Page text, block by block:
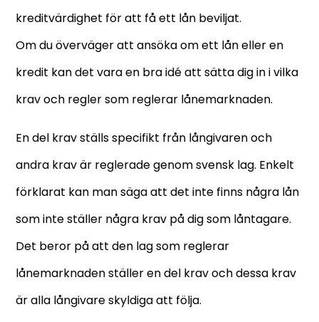
kreditvärdighet för att få ett lån beviljat.
Om du överväger att ansöka om ett lån eller en
kredit kan det vara en bra idé att sätta dig in i vilka
krav och regler som reglerar lånemarknaden.
En del krav ställs specifikt från långivaren och
andra krav är reglerade genom svensk lag. Enkelt
förklarat kan man säga att det inte finns några lån
som inte ställer några krav på dig som låntagare.
Det beror på att den lag som reglerar
lånemarknaden ställer en del krav och dessa krav
är alla långivare skyldiga att följa.